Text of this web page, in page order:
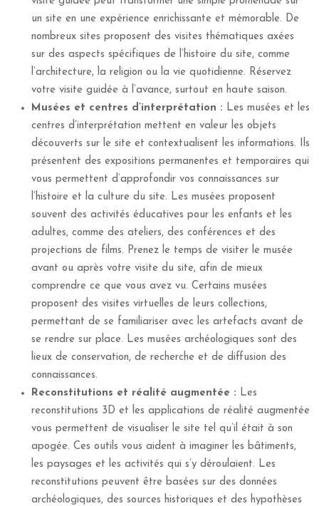
un site en une expérience enrichissante et mémorable. De
nombreux sites proposent des visites thématiques axées
sur des aspects spécifiques de l’histoire du site, comme
l’architecture, la religion ou la vie quotidienne. Réservez
votre visite guidée à l’avance, surtout en haute saison.
Musées et centres d’interprétation : Les musées et les
centres d’interprétation mettent en valeur les objets
découverts sur le site et contextualisent les informations. Ils
présentent des expositions permanentes et temporaires qui
vous permettent d’approfondir vos connaissances sur
l’histoire et la culture du site. Les musées proposent
souvent des activités éducatives pour les enfants et les
adultes, comme des ateliers, des conférences et des
projections de films. Prenez le temps de visiter le musée
avant ou après votre visite du site, afin de mieux
comprendre ce que vous avez vu. Certains musées
proposent des visites virtuelles de leurs collections,
permettant de se familiariser avec les artefacts avant de
se rendre sur place. Les musées archéologiques sont des
lieux de conservation, de recherche et de diffusion des
connaissances.
Reconstitutions et réalité augmentée : Les
reconstitutions 3D et les applications de réalité augmentée
vous permettent de visualiser le site tel qu’il était à son
apogée. Ces outils vous aident à imaginer les bâtiments,
les paysages et les activités qui s’y déroulaient. Les
reconstitutions peuvent être basées sur des données
archéologiques, des sources historiques et des hypothèses